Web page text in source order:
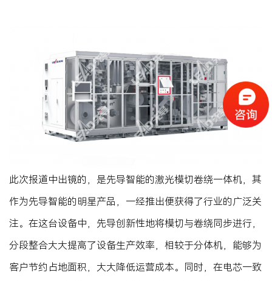
此次报道中出镜的，是先导智能的激光模切卷绕一体机，其
作为先导智能的明星产品，一经推出便获得了行业的广泛关
注。在这台设备中，先导创新性地将模切与卷绕同步进行，
分段整合大大提高了设备生产效率，相较于分体机，能够为
客户节约占地面积，大大降低运营成本。同时，在电芯一致